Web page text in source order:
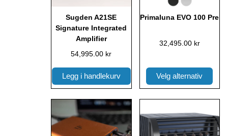
Sugden A21SE
Signature Integrated
Amplifier
54,995.00 kr
Legg i handlekurv
Primaluna EVO 100 Pre
32,495.00 kr
Velg alternativ
velges
produktsiden
produktet
har